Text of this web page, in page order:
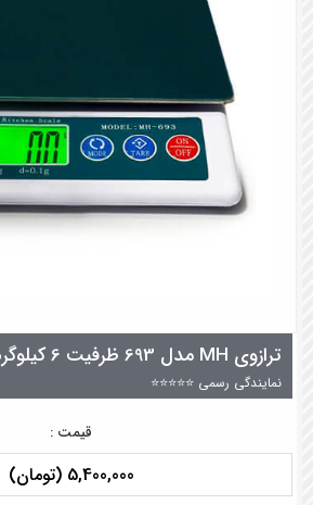
ترازوی MH مدل 693 ظرفیت 6 کیلوگرم دقت 0.1 گرم
نمایندگی رسمی ⭐⭐⭐⭐⭐
قیمت :
5,400,000 (تومان)